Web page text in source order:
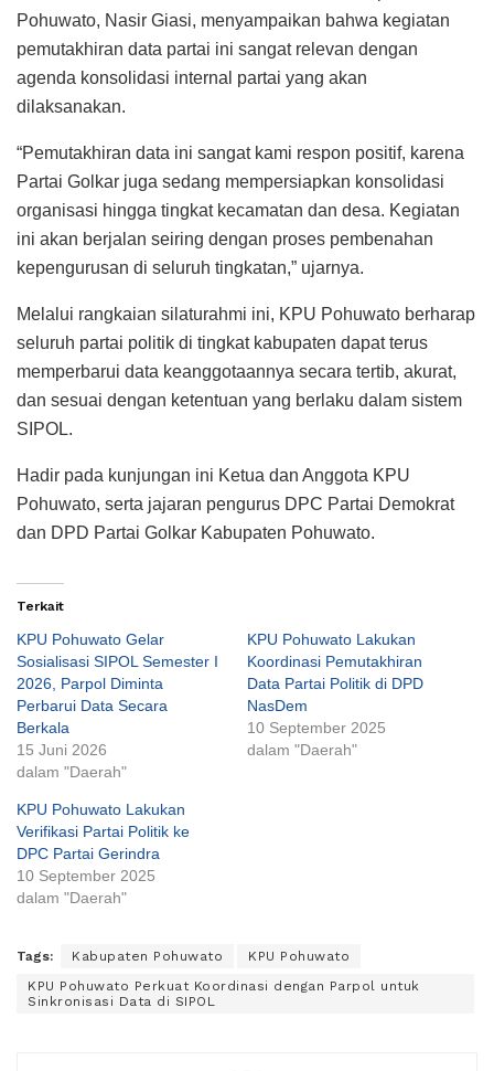
Pohuwato, Nasir Giasi, menyampaikan bahwa kegiatan
pemutakhiran data partai ini sangat relevan dengan
agenda konsolidasi internal partai yang akan
dilaksanakan.
“Pemutakhiran data ini sangat kami respon positif, karena
Partai Golkar juga sedang mempersiapkan konsolidasi
organisasi hingga tingkat kecamatan dan desa. Kegiatan
ini akan berjalan seiring dengan proses pembenahan
kepengurusan di seluruh tingkatan,” ujarnya.
Melalui rangkaian silaturahmi ini, KPU Pohuwato berharap
seluruh partai politik di tingkat kabupaten dapat terus
memperbarui data keanggotaannya secara tertib, akurat,
dan sesuai dengan ketentuan yang berlaku dalam sistem
SIPOL.
Hadir pada kunjungan ini Ketua dan Anggota KPU
Pohuwato, serta jajaran pengurus DPC Partai Demokrat
dan DPD Partai Golkar Kabupaten Pohuwato.
Terkait
KPU Pohuwato Gelar
Sosialisasi SIPOL Semester I
2026, Parpol Diminta
Perbarui Data Secara
Berkala
15 Juni 2026
dalam "Daerah"
KPU Pohuwato Lakukan
Koordinasi Pemutakhiran
Data Partai Politik di DPD
NasDem
10 September 2025
dalam "Daerah"
KPU Pohuwato Lakukan
Verifikasi Partai Politik ke
DPC Partai Gerindra
10 September 2025
dalam "Daerah"
Tags: Kabupaten Pohuwato
KPU Pohuwato
KPU Pohuwato Perkuat Koordinasi dengan Parpol untuk
Sinkronisasi Data di SIPOL